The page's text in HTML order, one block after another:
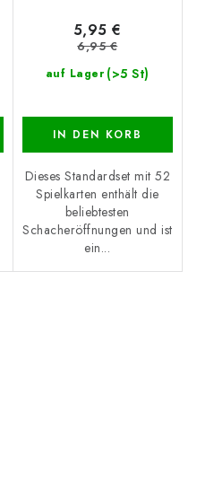
auf Lager (>5 St)
5,95 €
6,95 €
IN DEN KORB
Dieses Standardset mit 52
Spielkarten enthält die
beliebtesten
Schacheröffnungen und ist
ein...